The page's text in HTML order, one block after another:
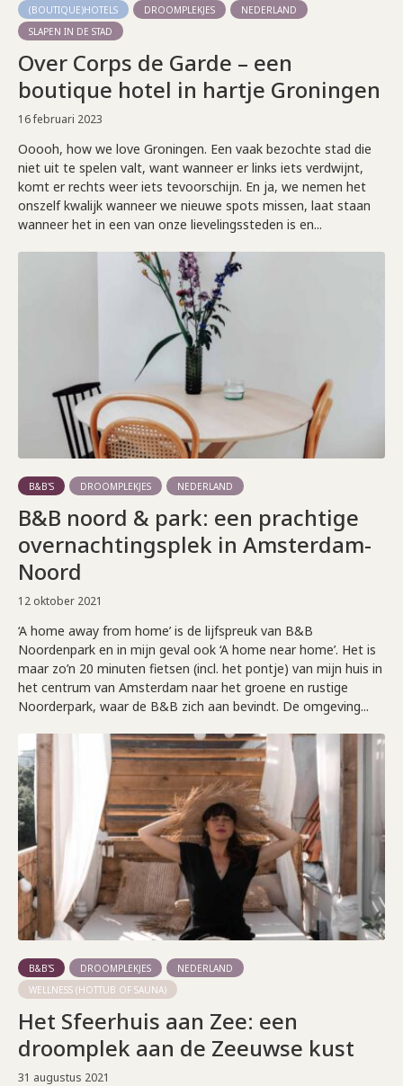
(BOUTIQUE)HOTELS DROOMPLEKJES
NEDERLAND
SLAPEN IN DE STAD
Over Corps de Garde – een
boutique hotel in hartje Groningen
16 februari 2023
Ooooh, how we love Groningen. Een vaak bezochte stad die
niet uit te spelen valt, want wanneer er links iets verdwijnt,
komt er rechts weer iets tevoorschijn. En ja, we nemen het
onszelf kwalijk wanneer we nieuwe spots missen, laat staan
wanneer het in een van onze lievelingssteden is en...
B&B'S DROOMPLEKJES NEDERLAND
B&B noord & park: een prachtige
overnachtingsplek in Amsterdam-
Noord
12 oktober 2021
‘A home away from home’ is de lijfspreuk van B&B
Noordenpark en in mijn geval ook ‘A home near home’. Het is
maar zo’n 20 minuten fietsen (incl. het pontje) van mijn huis in
het centrum van Amsterdam naar het groene en rustige
Noorderpark, waar de B&B zich aan bevindt. De omgeving...
B&B'S DROOMPLEKJES
NEDERLAND
WELLNESS (HOTTUB OF SAUNA)
Het Sfeerhuis aan Zee: een
droomplek aan de Zeeuwse kust
31 augustus 2021